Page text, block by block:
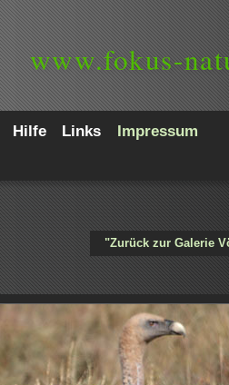
www.fokus-
Hilfe Links
Impressum
"Zurück zur Galerie